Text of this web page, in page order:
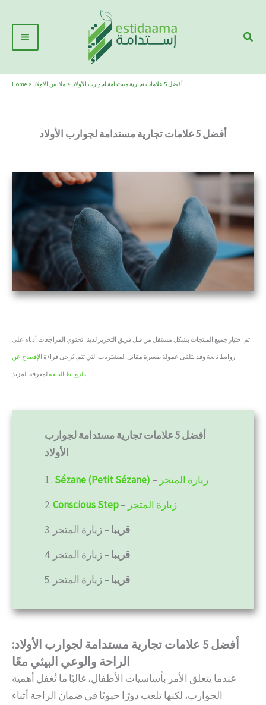
contentMenu
Home ملابس الأولاد أفضل 5 علامات تجارية مستدامة لجوارب الأولاد
أفضل 5 علامات تجارية مستدامة لجوارب الأولاد
تم اختيار جميع المنتجات بشكل مستقل من قبل فريق التحرير لدينا. تحتوي المراجعات أدناه على
روابط تابعة وقد نتلقى عمولة صغيرة مقابل المشتريات التي تتم. يُرجى قراءة الإفصاح عن
الروابط التابعةلمعرفة المزيد.
أفضل 5 علامات تجارية مستدامة لجوارب
الأولاد
1 . Sézane (Petit Sézane) – زيارة المتجر
2.Conscious Step– زيارة المتجر
3.
قريبا – زيارة المتجر
4.
قريبا – زيارة المتجر
5.
قريبا – زيارة المتجر
أفضل 5 علامات تجارية مستدامة لجوارب الأولاد:
الراحة والوعي البيئي معًا
عندما يتعلق الأمر بأساسيات الأطفال، غالبًا ما تُغفل أهمية
الجوارب، لكنها تلعب دورًا حيويًا في ضمان الراحة أثناء